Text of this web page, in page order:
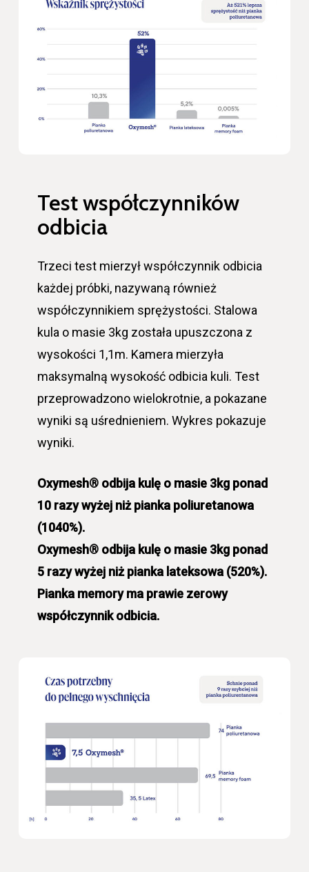
Test współczynników
odbicia
Trzeci test mierzył współczynnik odbicia
każdej próbki, nazywaną również
współczynnikiem sprężystości. Stalowa
kula o masie 3kg została upuszczona z
wysokości 1,1m. Kamera mierzyła
maksymalną wysokość odbicia kuli. Test
przeprowadzono wielokrotnie, a pokazane
wyniki są uśrednieniem. Wykres pokazuje
wyniki.
Oxymesh® odbija kulę o masie 3kg ponad
10 razy wyżej niż pianka poliuretanowa
(1040%).
Oxymesh® odbija kulę o masie 3kg ponad
5 razy wyżej niż pianka lateksowa (520%).
Pianka memory ma prawie zerowy
współczynnik odbicia.